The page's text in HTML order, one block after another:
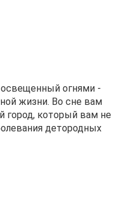
огнями -
жизни. Во сне вам
город, который вам не
детородных